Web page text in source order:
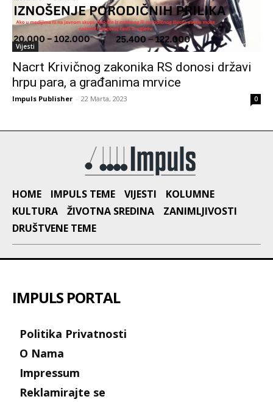
Vijesti
Nacrt Krivičnog zakonika RS donosi državi
hrpu para, a građanima mrvice
Impuls Publisher - 22 Marta, 2023 0
HOME IMPULS TEME VIJESTI
KOLUMNE
KULTURA
ŽIVOTNA SREDINA
ZANIMLJIVOSTI
DRUŠTVENE TEME
IMPULS PORTAL
Politika Privatnosti
O Nama
Impressum
Reklamirajte se